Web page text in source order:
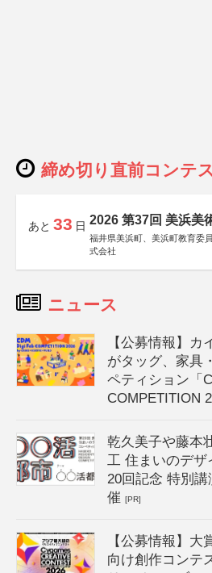
締め切り直前コンテ
あと 33 日 2026 第37回 美浜美
福井県美浜町、美浜町教育委
式会社
ニュース
【公募情報】
がタッグ、家具
ペティション「
COMPETITION
乾久美子や藤本
工 住まいのデザ
20回記念 特別講
催[PR]
【公募情報】大
向け創作コンテ